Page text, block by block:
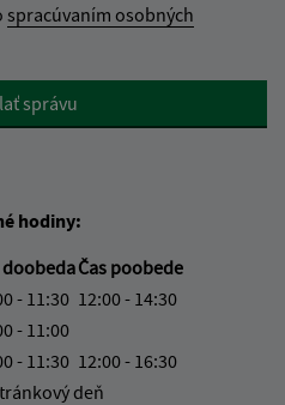
spracúvaním osobných
správu
hodiny:
doobedaČas poobede
- 11:30 12:00 - 14:30
- 11:00
- 11:30 12:00 - 16:30
deň